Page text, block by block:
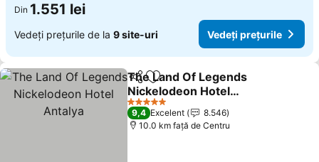
Din 1.551 lei
Vedeți prețurile de la 9 site-uri Vedeți prețurile
DistribuițiAdăugaţi la favorite
The Land Of Legends
Nickelodeon Hotel
Antalya
5 Stele
9,4 Excelent
8.546
10.0 km faţă de Centru